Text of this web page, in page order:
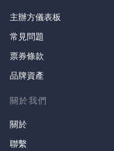
主辦方儀表板
常見問題
票券條款
品牌資產
關於我們
關於
聯繫